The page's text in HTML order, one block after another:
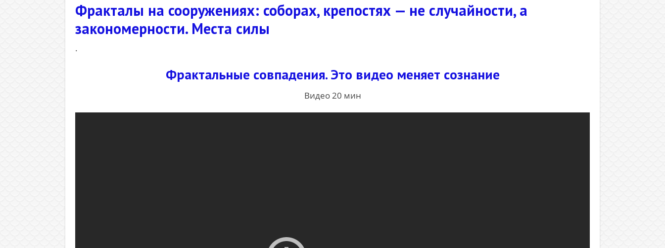
Фракталы на сооружениях: соборах, крепостях — не случайности, а
закономерности. Места силы
.
Фрактальные совпадения. Это видео меняет сознание
Видео 20 мин